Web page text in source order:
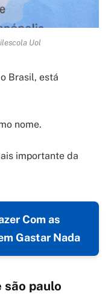
Uol
Brasil, está
nome.
importante da
Com as
Gastar Nada
são paulo